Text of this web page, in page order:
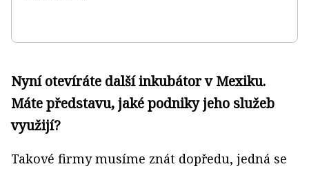
Nyní otevíráte další inkubátor v Mexiku.
Máte představu, jaké podniky jeho služeb
využijí?
Takové firmy musíme znát dopředu, jedná se